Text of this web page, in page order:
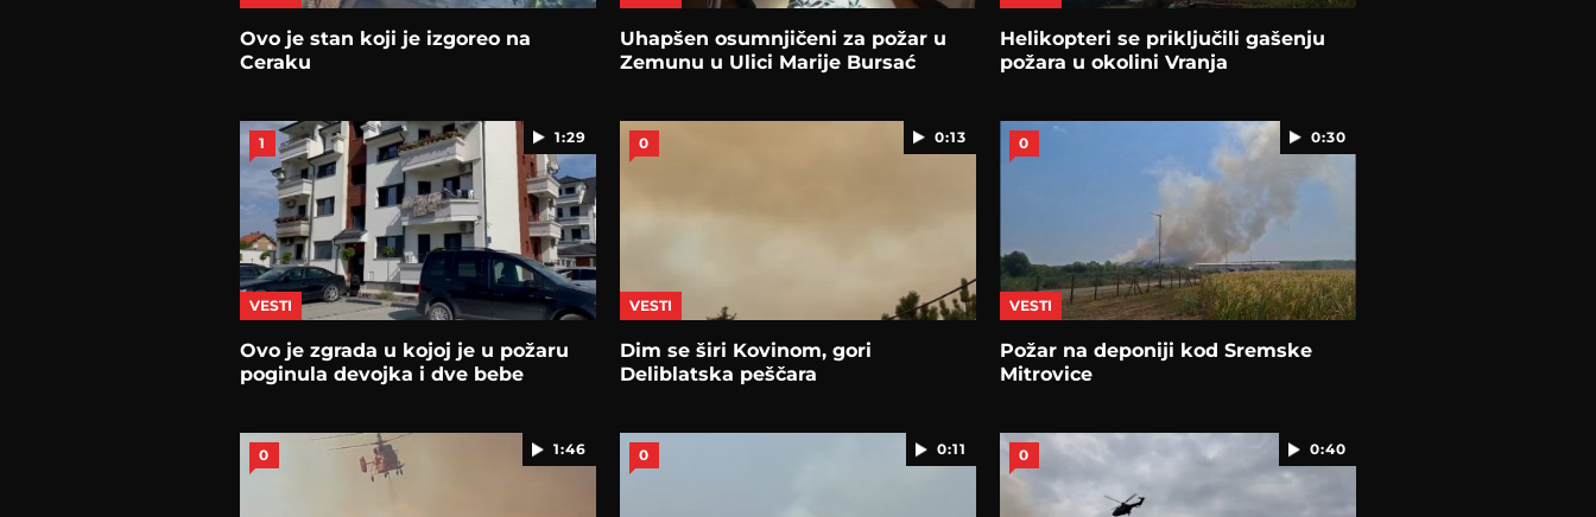
Ovo je stan koji je izgoreo na
Ceraku
Uhapšen osumnjičeni za požar u
Zemunu u Ulici Marije Bursać
Helikopteri se priključili gašenju
požara u okolini Vranja
1:29
1
VESTI
Ovo je zgrada u kojoj je u požaru
poginula devojka i dve bebe
0:13
0
VESTI
Dim se širi Kovinom, gori
Deliblatska peščara
0:30
0
VESTI
Požar na deponiji kod Sremske
Mitrovice
1:46
0 0:11
0 0:40
0